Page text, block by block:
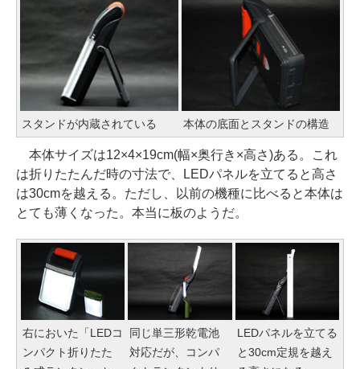
スタンドが内蔵されている 本体の底面とスタンドの構造
本体サイズは12×4×19cm(幅×奥行き×高さ)ある。これ
は折りたたんだ時の寸法で、LEDパネルを立てると高さ
は30cmを越える。ただし、以前の機種に比べると本体は
とても薄くなった。本当に板のようだ。
右においた「LEDコ
ンパクト折りたた
同じ単三形乾電池
対応だが、コンパ
LEDパネルを立てる
と30cm定規を越え